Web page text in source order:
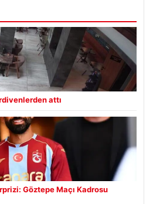
attı
Göztepe Maçı Kadrosu